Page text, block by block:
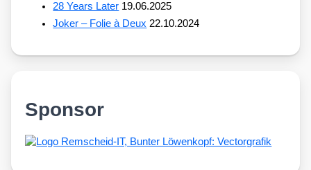
28 Years Later 19.06.2025
Joker – Folie à Deux 22.10.2024
Sponsor